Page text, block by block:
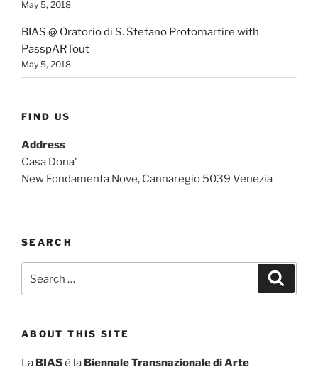
May 5, 2018
BIAS @ Oratorio di S. Stefano Protomartire with
PasspARTout
May 5, 2018
FIND US
Address
Casa Dona'
New Fondamenta Nove, Cannaregio 5039 Venezia
SEARCH
for:
ABOUT THIS SITE
La BIASè la Biennale Transnazionale di Arte